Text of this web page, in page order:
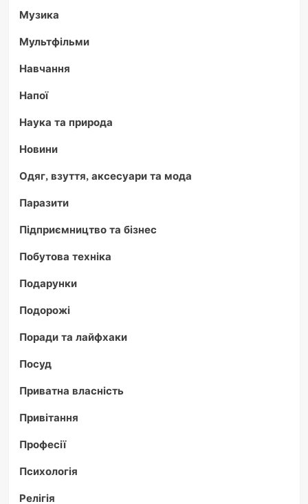
Музика
Мультфільми
Навчання
Напої
Наука та природа
Новини
Одяг, взуття, аксесуари та мода
Паразити
Підприємництво та бізнес
Побутова техніка
Подарунки
Подорожі
Поради та лайфхаки
Посуд
Приватна власність
Привітання
Професії
Психологія
Релігія